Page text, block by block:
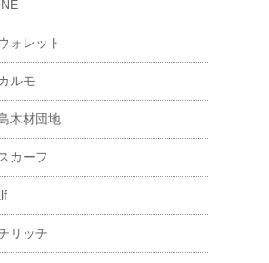
ォレット
ルモ
木材団地
カーフ
リッチ